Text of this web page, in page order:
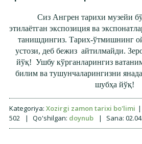
Сиз Ангрен тарихи музейи
этилаётган экспозиция ва
танишдингиз. Тарих-ўтмишнинг
устози, деб бежиз айтилмайди.
йўқ! Ушбу кўрганларингиз
билим ва тушунчаларингизни
шубҳа йўқ!
Kategoriya: Xozirgi zamon tarixi bo'limi |
502
| Qo'shilgan: doynub | Sana: